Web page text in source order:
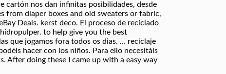
cartón nos dan infinitas posibilidades, desde
from diaper boxes and old sweaters or fabric,
Deals. kerst deco. El proceso de reciclado
to help give you the best
que jogamos fora todos os dias. … reciclaje
hacer con los niños. Para ello necesitáis
After doing these I came up with a easy way